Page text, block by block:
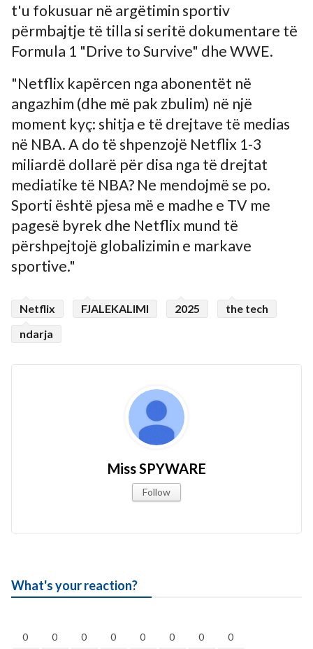
t'u fokusuar në argëtimin sportiv
përmbajtje të tilla si seritë dokumentare të
Formula 1 "Drive to Survive" dhe WWE.
"Netflix kapërcen nga abonentët në
angazhim (dhe më pak zbulim) në një
moment kyç: shitja e të drejtave të medias
në NBA. A do të shpenzojë Netflix 1-3
miliardë dollarë për disa nga të drejtat
mediatike të NBA? Ne mendojmë se po.
Sporti është pjesa më e madhe e TV me
pagesë byrek dhe Netflix mund të
përshpejtojë globalizimin e markave
sportive."
Netflix FJALEKALIMI 2025
the tech
ndarja
Miss SPYWARE
Follow
What's your reaction?
0 0 0 0 0 0 0 0